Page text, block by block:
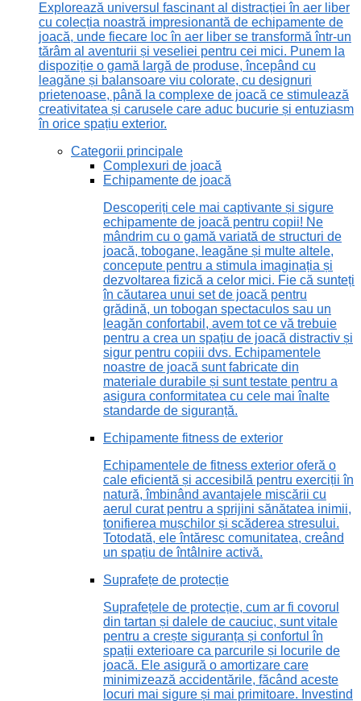
Explorează universul fascinant al distracției în aer liber
cu colecția noastră impresionantă de echipamente de
joacă, unde fiecare loc în aer liber se transformă într-un
tărâm al aventurii și veseliei pentru cei mici. Punem la
dispoziție o gamă largă de produse, începând cu
leagăne și balansoare viu colorate, cu designuri
prietenoase, până la complexe de joacă ce stimulează
creativitatea și carusele care aduc bucurie și entuziasm
în orice spațiu exterior.
Categorii principale
Complexuri de joacă
Echipamente de joacă
Descoperiți cele mai captivante și sigure
echipamente de joacă pentru copii! Ne
mândrim cu o gamă variată de structuri de
joacă, tobogane, leagăne și multe altele,
concepute pentru a stimula imaginația și
dezvoltarea fizică a celor mici. Fie că sunteți
în căutarea unui set de joacă pentru
grădină, un tobogan spectaculos sau un
leagăn confortabil, avem tot ce vă trebuie
pentru a crea un spațiu de joacă distractiv și
sigur pentru copiii dvs. Echipamentele
noastre de joacă sunt fabricate din
materiale durabile și sunt testate pentru a
asigura conformitatea cu cele mai înalte
standarde de siguranță.
Echipamente fitness de exterior
Echipamentele de fitness exterior oferă o
cale eficientă și accesibilă pentru exerciții în
natură, îmbinând avantajele mișcării cu
aerul curat pentru a sprijini sănătatea inimii,
tonifierea mușchilor și scăderea stresului.
Totodată, ele întăresc comunitatea, creând
un spațiu de întâlnire activă.
Suprafețe de protecție
Suprafețele de protecție, cum ar fi covorul
din tartan și dalele de cauciuc, sunt vitale
pentru a crește siguranța și confortul în
spații exterioare ca parcurile și locurile de
joacă. Ele asigură o amortizare care
minimizează accidentările, făcând aceste
locuri mai sigure și mai primitoare. Investind